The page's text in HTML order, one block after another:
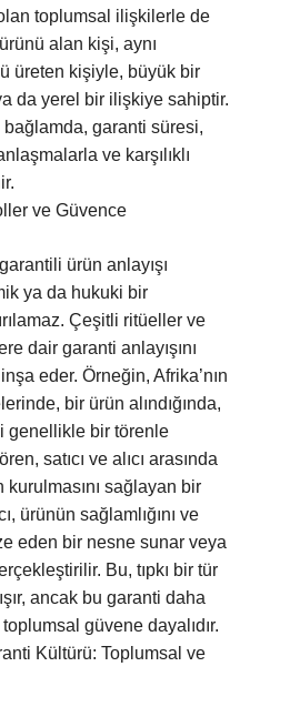
toplumsal ilişkilerle de
ürünü alan kişi, aynı
üreten kişiyle, büyük bir
da yerel bir ilişkiye sahiptir.
garanti süresi,
ve karşılıklı
ve Güvence
ürün anlayışı
ya da hukuki bir
Çeşitli ritüeller ve
dair garanti anlayışını
eder. Örneğin, Afrika’nın
bir ürün alındığında,
genellikle bir törenle
satıcı ve alıcı arasında
kurulmasını sağlayan bir
ürünün sağlamlığını ve
eden bir nesne sunar veya
Bu, tıpkı bir tür
ancak bu garanti daha
güvene dayalıdır.
Kültürü: Toplumsal ve